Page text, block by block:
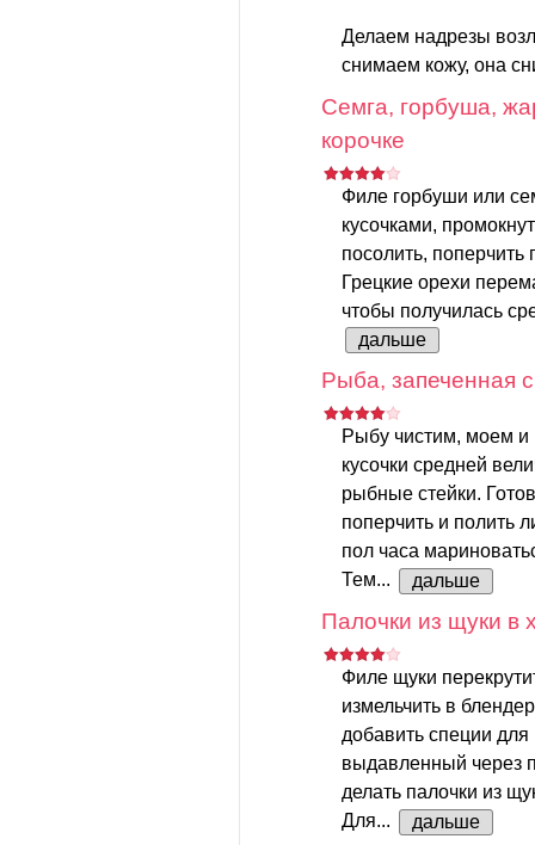
Делаем надрезы
снимаем кожу, она
Семга, горбуша,
корочке
Филе горбуши или
кусочками,
посолить, поперчить
Грецкие орехи
чтобы получилась
дальше
Рыба, запеченная
Рыбу чистим, моем и
кусочки средней
рыбные стейки.
поперчить и полить
пол часа
Тем...
дальше
Палочки из щуки в
Филе щуки
измельчить в
добавить специи
выдавленный через
делать палочки из
Для...
дальше